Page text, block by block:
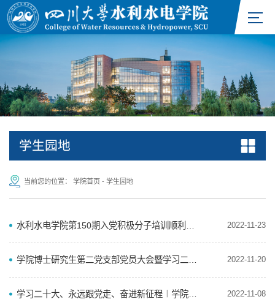
学生园地
当前您的位置： 学院首页 - 学生园地
2022-11-23
2022-11-20
2022-11-08